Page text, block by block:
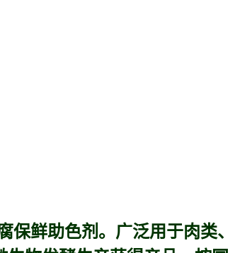
保鲜助色剂。广泛用于肉类、